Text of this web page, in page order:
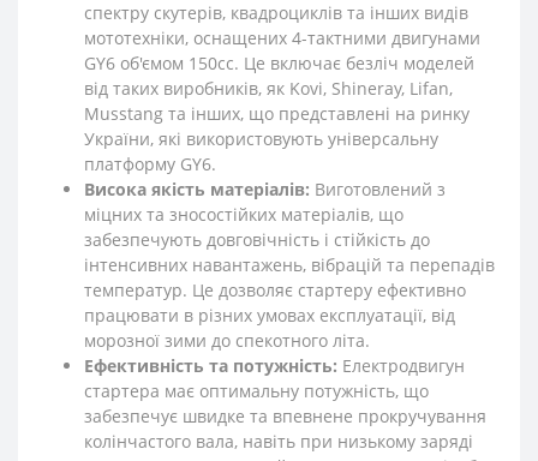
спектру скутерів, квадроциклів та інших видів
мототехніки, оснащених 4-тактними двигунами
GY6 об'ємом 150сс. Це включає безліч моделей
від таких виробників, як Kovi, Shineray, Lifan,
Musstang та інших, що представлені на ринку
України, які використовують універсальну
платформу GY6.
Висока якість матеріалів: Виготовлений з
міцних та зносостійких матеріалів, що
забезпечують довговічність і стійкість до
інтенсивних навантажень, вібрацій та перепадів
температур. Це дозволяє стартеру ефективно
працювати в різних умовах експлуатації, від
морозної зими до спекотного літа.
Ефективність та потужність: Електродвигун
стартера має оптимальну потужність, що
забезпечує швидке та впевнене прокручування
колінчастого вала, навіть при низькому заряді